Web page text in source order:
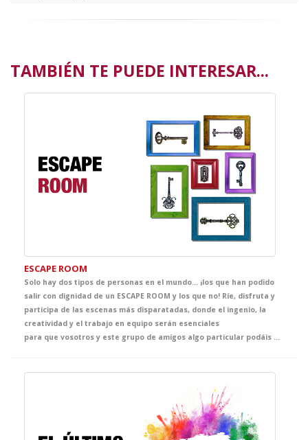
TAMBIÉN TE PUEDE INTERESAR...
ESCAPE ROOM
Solo hay dos tipos de personas en el mundo… ¡los que han podido
salir con dignidad de un ESCAPE ROOM y los que no! Ríe, disfruta y
participa de las escenas más disparatadas, donde el ingenio, la
creatividad y el trabajo en equipo serán esenciales